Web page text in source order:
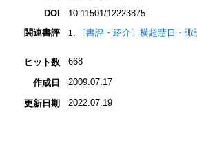
DOI
10.11501/12223875
関連書評
〔書評・紹介〕横超慧日・
ヒット数 668
作成日 2009.07.17
更新日期 2022.07.19